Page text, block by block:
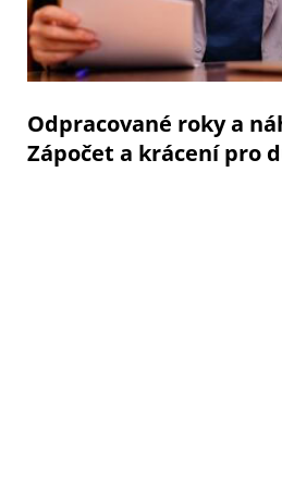
Odpracované roky a
Zápočet a krácení pro